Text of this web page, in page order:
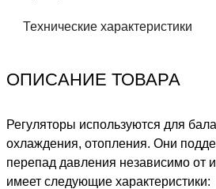
Технические характеристики
ОПИСАНИЕ ТОВАРА
Регуляторы используются для
охлаждения, отопления. Они
перепад давления независимо от
имеет следующие характеристики: